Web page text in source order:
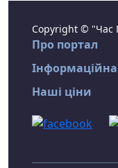
Copyright © "Час
Про портал
Інформаційна
Наші ціни